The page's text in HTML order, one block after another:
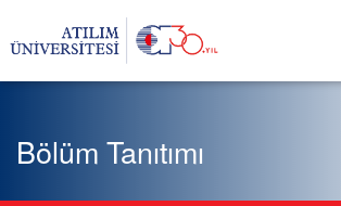
Bölüm Tanıtımı